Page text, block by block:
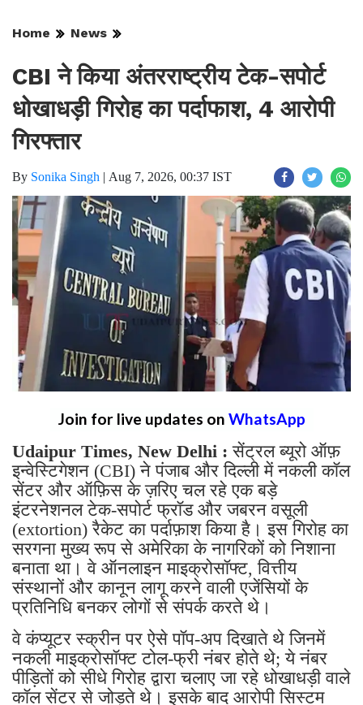
Home News
CBI ने किया अंतरराष्ट्रीय टेक-सपोर्ट
धोखाधड़ी गिरोह का पर्दाफाश, 4 आरोपी
गिरफ्तार
By Sonika Singh | Aug 7, 2026, 00:37 IST
Join for live updates on WhatsApp
Udaipur Times, New Delhi :सेंट्रल ब्यूरो ऑफ़
इन्वेस्टिगेशन (CBI) ने पंजाब और दिल्ली में नकली कॉल
सेंटर और ऑफ़िस के ज़रिए चल रहे एक बड़े
इंटरनेशनल टेक-सपोर्ट फ्रॉड और जबरन वसूली
(extortion) रैकेट का पर्दाफ़ाश किया है। इस गिरोह का
सरगना मुख्य रूप से अमेरिका के नागरिकों को निशाना
बनाता था। वे ऑनलाइन माइक्रोसॉफ्ट, वित्तीय
संस्थानों और कानून लागू करने वाली एजेंसियों के
प्रतिनिधि बनकर लोगों से संपर्क करते थे।
वे कंप्यूटर स्क्रीन पर ऐसे पॉप-अप दिखाते थे जिनमें
नकली माइक्रोसॉफ्ट टोल-फ्री नंबर होते थे; ये नंबर
पीड़ितों को सीधे गिरोह द्वारा चलाए जा रहे धोखाधड़ी वाले
कॉल सेंटर से जोड़ते थे। इसके बाद आरोपी सिस्टम